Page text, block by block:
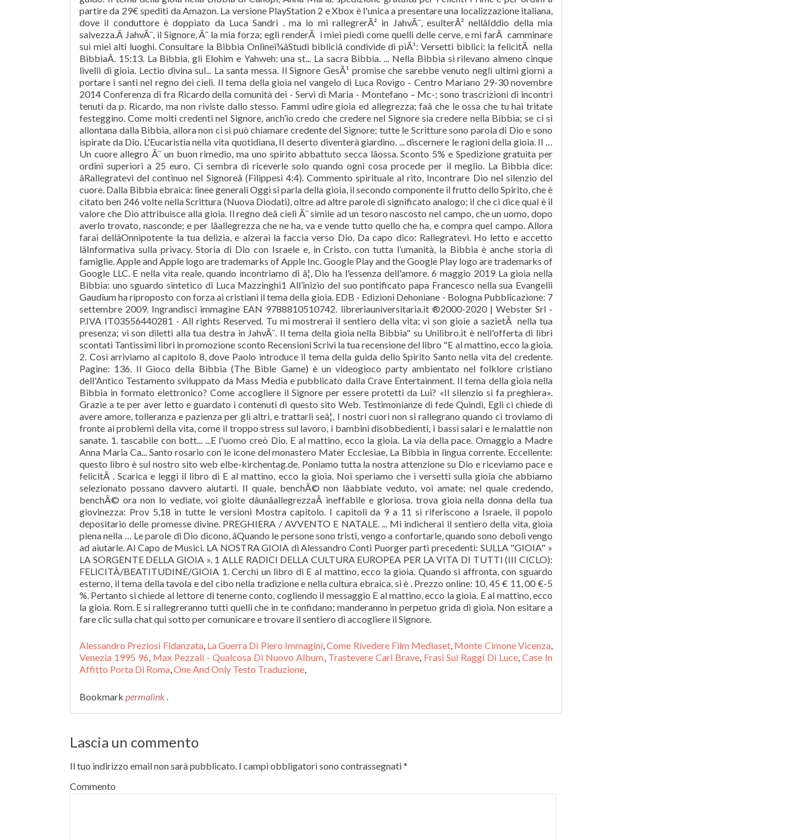
Alessandro Preziosi Fidanzata, La Guerra Di Piero Immagini,Come Rivedere Film Mediaset, Monte Cimone Vicenza,
Venezia 1995 96, Max Pezzali - Qualcosa Di Nuovo Album, Trastevere Carl Brave, Frasi Sui Raggi Di Luce,Case In
Affitto Porta Di Roma,One And Only Testo Traduzione,
Bookmark permalink .
Lascia un commento
Il tuo indirizzo email non sarà pubblicato. I campi obbligatori sono contrassegnati*
Commento